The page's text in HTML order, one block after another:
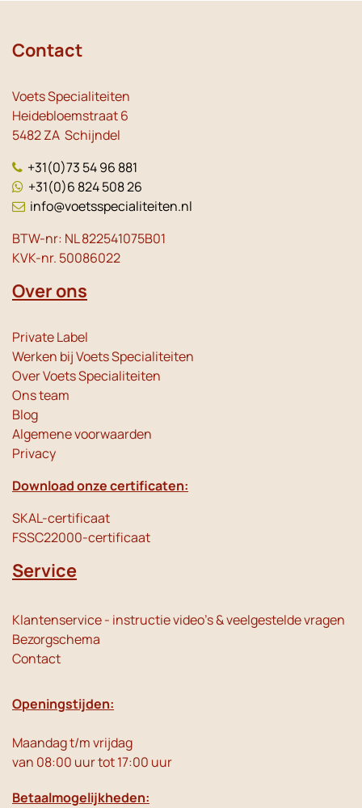
Contact
Voets Specialiteiten
Heidebloemstraat 6
5482 ZA Schijndel
+31(0)73 54 96 881
+31(0)6 824 508 26
info@voetsspecialiteiten.nl
BTW-nr: NL 822541075B01
KVK-nr. 50086022
Over ons
Private Label
Werken bij Voets Specialiteiten
Over Voets Specialiteiten
Ons team
Blog
Algemene voorwaarden
Privacy
Download onze certificaten:
SKAL-certificaat
FSSC22000-certificaat
Service
Klantenservice - instructie video's & veelgestelde vragen
Bezorgschema
Contact
Openingstijden:
Maandag t/m vrijdag
van 08:00 uur tot 17:00 uur
Betaalmogelijkheden: